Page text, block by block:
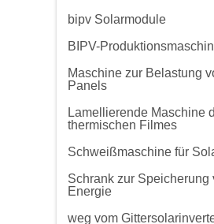
bipv Solarmodule
BIPV-
Maschine zur Belastung
Panels
Lamellierende Maschine
thermischen Filmes
Schweißmaschine für
Schrank zur Speicherung
Energie
weg vom